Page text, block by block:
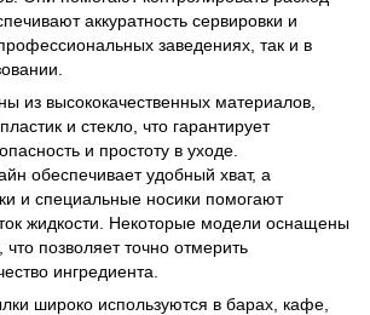
аккуратность сервировки и
заведениях, так и в
из высококачественных материалов,
и стекло, что гарантирует
и простоту в уходе.
обеспечивает удобный хват, а
и специальные носики помогают
жидкости. Некоторые модели оснащены
позволяет точно отмерить
ингредиента.
широко используются в барах, кафе,